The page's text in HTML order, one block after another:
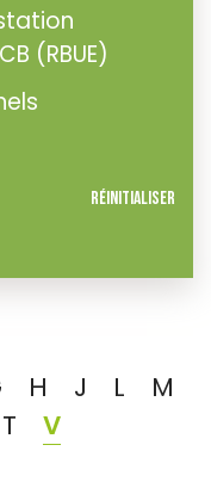
(RBUE)
Réinitialiser
H J L
M
T V